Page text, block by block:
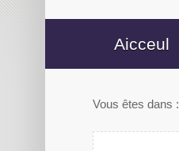
Accuiel
Vous êtes dans :